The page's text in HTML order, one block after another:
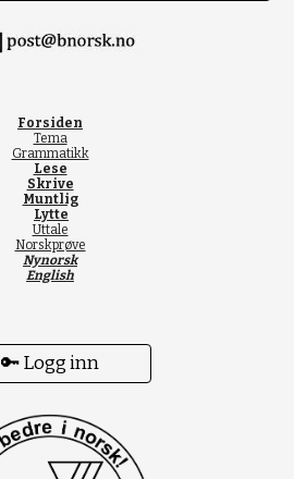
Forsiden
Tema
Grammatikk
Lese
Skrive
Muntlig
Lytte
Uttale
Norskprøve
Nynorsk
English
🔑 Logg inn